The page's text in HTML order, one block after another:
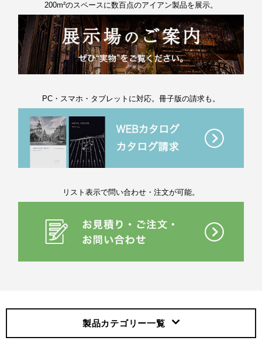
200m²のスペースに数百点のアイアン製品を展示。
PC・スマホ・タブレットに対応。冊子版の請求も。
リスト表示で問い合わせ・注文が可能。
製品カテゴリー一覧